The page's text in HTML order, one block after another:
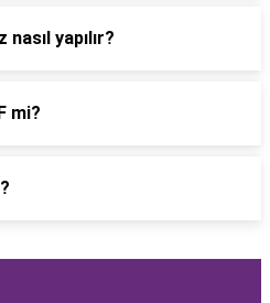
yapılır?
mi?